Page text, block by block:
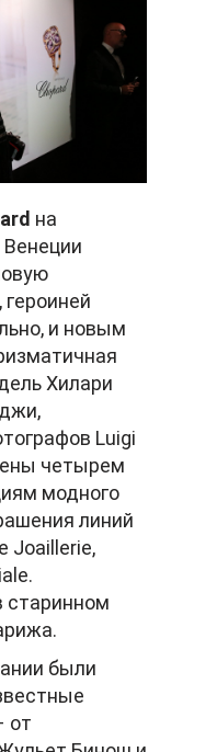
на
и новым
Хилари
Luigi
четырем
модного
линий
Joaillerie,
старинном
были
от